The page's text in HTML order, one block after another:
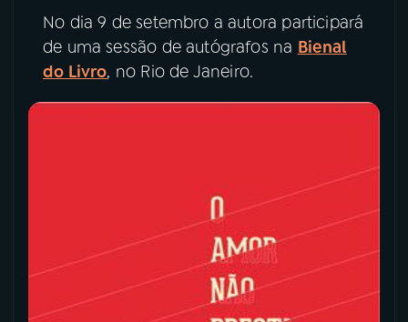
No dia 9 de setembro a autora participará
de uma sessão de autógrafos na Bienal
do Livro, no Rio de Janeiro.